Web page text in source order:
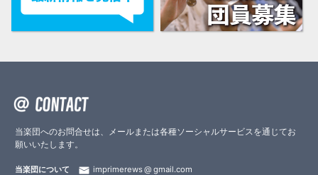
当楽団へのお問合せは、メールまたは各種ソーシャルサービスを通じてお
願いいたします。
当楽団について imprimerews
gmail.com